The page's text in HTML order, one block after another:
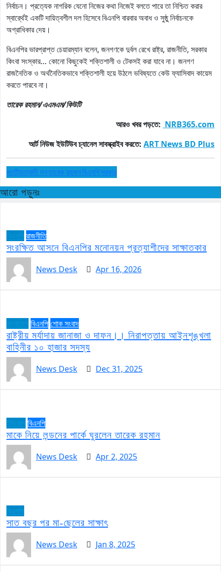
নির্বাচন। প্রত্যেক নাগরিক যেনো নিজের কথা নিজেই বলতে পারে তা নিশ্চিত করার
স্বার্র্থেই একটি দায়িত্বশীল দল হিসেবে বিএনপি বারবার অবাধ ও সুষ্ঠু নির্বাচনকে
অগ্রাধিকার দেয়।
বিএনপির ভারপ্রাপ্ত চেয়ারম্যান বলেন, জনগণকে দুর্বল রেখে রাষ্ট্র, রাজনীতি, সরকার
কিংবা সংস্কার… কোনো কিছুকেই শক্তিশালী ও টেকসই করা যাবে না। জনগণ
রাজনৈতিক ও অর্থনৈতিকভাবে শক্তিশালী হয়ে উঠলে ভবিষ্যতে কেউ ফ্যাসিবাদ কায়েম
করতে পারবে না।
তারেক রহমান/এএমএম/কিউটি
আরওখবরপড়তে: NRB365.com
আর্টনিউজইউটিউবচ্যানেলসাবস্ক্রাইবকরতে: ART News BD Plus
জাতীয়তাবাদী দলতারেক রহমানবিএনপিসরকার
আরো পড়ুনঃ
রাজনীতি
সংরক্ষিত আসনে বিএনপির মনোনয়ন প্রত্যাশীদের সাক্ষাতকার
News Desk
Apr 16, 2026
বিএনপিশোক সংবাদ
রাষ্ট্রীয় মর্যাদায় জানাজা ও দাফন।। নিরাপত্তায় আইনশৃঙ্খলা
বাহিনীর ১০ হাজার সদস্য
News Desk
Dec 31, 2025
বিএনপি
মাকে নিয়ে লন্ডনের পার্কে ঘুরলেন তারেক রহমান
News Desk
Apr 2, 2025
সাত বছর পর মা-ছেলের সাক্ষাৎ
News Desk
Jan 8, 2025